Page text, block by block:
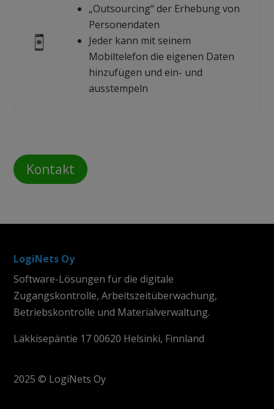
„Outsourcing“ der Erhebung von
Personendaten
Jeder kann mit seinem
Mobiltelefon die eigenen Daten
hinzufügen und ein- und
ausstempeln
Kontakt
LogiNets Oy
Software-Lösungen für die digitale
Zugangskontrolle, Arbeitszeitüberwachung,
Betriebskontrolle und Materialverwaltung.
Läkkisepäntie 17 00620 Helsinki, Finnland
2025 © LogiNets Oy